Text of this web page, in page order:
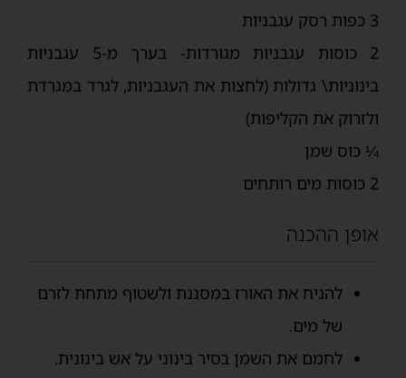
3 כפות רסק עגבניות
2 כוסות עגבניות מגורדות- בערך מ-5 עגבניות
בינוניות\ גדולות (לחצות את העגבניות, לגרד במגרדת
ולזרוק את הקליפות)
¼ כוס שמן
2 כוסות מים רותחים
אופן ההכנה
להניח את האורז במסננת ולשטוף מתחת לזרם
של מים.
לחמם את השמן בסיר בינוני על אש בינונית.